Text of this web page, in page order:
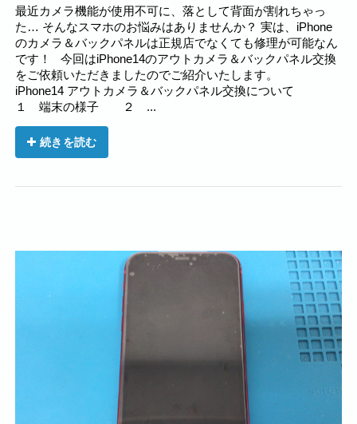
最近カメラ機能が使用不可に、落として背面が割れちゃっ
た… そんなスマホのお悩みはありませんか？ 実は、iPhone
のカメラ＆バックパネルは正規店でなくても修理が可能なん
です！ 今回はiPhone14のアウトカメラ＆バックパネル交換
をご依頼いただきましたのでご紹介いたします。
iPhone14 アウトカメラ＆バックパネル交換について
１ 端末の様子 ２ ...
続きを読む